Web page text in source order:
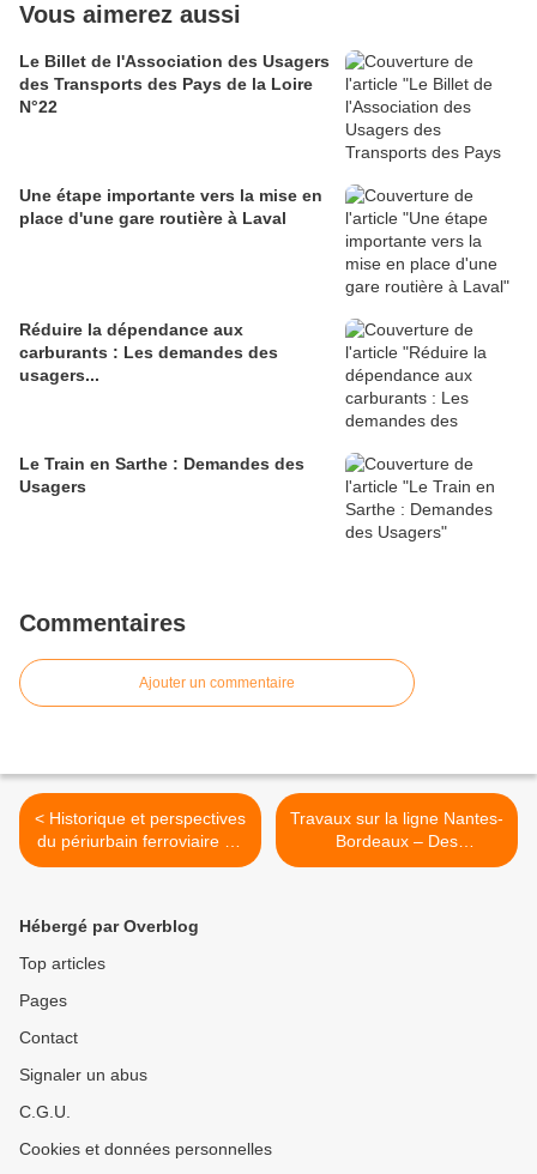
Vous aimerez aussi
Le Billet de l'Association des Usagers
des Transports des Pays de la Loire
N°22
Une étape importante vers la mise en
place d'une gare routière à Laval
Réduire la dépendance aux
carburants : Les demandes des
usagers...
Le Train en Sarthe : Demandes des
Usagers
Commentaires
Ajouter un commentaire
< Historique et perspectives
du périurbain ferroviaire de
Nantes
Travaux sur la ligne Nantes-
Bordeaux – Des
investissements pour
Hébergé par Overblog
Top articles
Pages
Contact
Signaler un abus
C.G.U.
Cookies et données personnelles